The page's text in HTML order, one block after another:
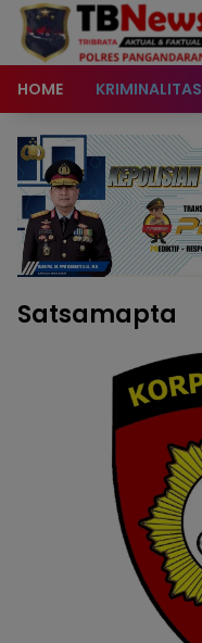
content
HOME KRIMINALITAS
Satsamapta